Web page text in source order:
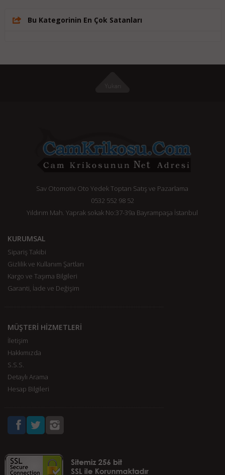
Bu Kategorinin En Çok Satanları
Sav Otomotiv Oto Yedek Toptan Satış ve Pazarlama
0532 552 98 52
Yıldırım Mah. Yaprak sokak No:37-39a Bayrampaşa İstanbul
KURUMSAL
Sipariş Takibi
Gizlilik ve Kullanım Şartları
Kargo ve Taşıma Bilgileri
Garanti, İade ve Değişim
MÜŞTERİ HİZMETLERİ
İletişim
Hakkımızda
S.S.S.
Detaylı Arama
Hesap Bilgileri